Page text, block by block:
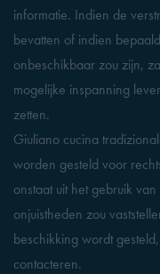
informatie. Indien de
bevatten of indien
onbeschikbaar zou zijn,
mogelijke inspanning
zetten.
Giuliano cucina
worden gesteld voor
onstaat uit het gebruik
onjuistheden zou
beschikking wordt
contacteren.